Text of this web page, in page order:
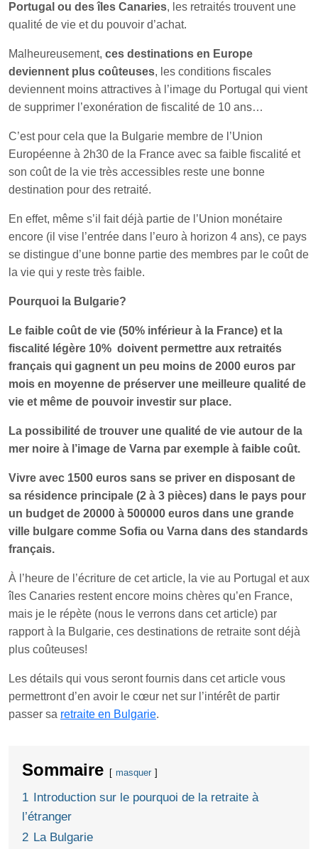
Portugal ou des îles Canaries, les retraités trouvent une
qualité de vie et du pouvoir d’achat.
Malheureusement, ces destinations en Europe
deviennent plus coûteuses, les conditions fiscales
deviennent moins attractives à l’image du Portugal qui vient
de supprimer l’exonération de fiscalité de 10 ans…
C’est pour cela que la Bulgarie membre de l’Union
Européenne à 2h30 de la France avec sa faible fiscalité et
son coût de la vie très accessibles reste une bonne
destination pour des retraité.
En effet, même s’il fait déjà partie de l’Union monétaire
encore (il vise l’entrée dans l’euro à horizon 4 ans), ce pays
se distingue d’une bonne partie des membres par le coût de
la vie qui y reste très faible.
Pourquoi la Bulgarie?
Le faible coût de vie (50% inférieur à la France) et la
fiscalité légère 10% doivent permettre aux retraités
français qui gagnent un peu moins de 2000 euros par
mois en moyenne de préserver une meilleure qualité de
vie et même de pouvoir investir sur place.
La possibilité de trouver une qualité de vie autour de la
mer noire à l’image de Varna par exemple à faible coût.
Vivre avec 1500 euros sans se priver en disposant de
sa résidence principale (2 à 3 pièces) dans le pays pour
un budget de 20000 à 500000 euros dans une grande
ville bulgare comme Sofia ou Varna dans des standards
français.
À l’heure de l’écriture de cet article, la vie au Portugal et aux
îles Canaries restent encore moins chères qu’en France,
mais je le répète (nous le verrons dans cet article) par
rapport à la Bulgarie, ces destinations de retraite sont déjà
plus coûteuses!
Les détails qui vous seront fournis dans cet article vous
permettront d’en avoir le cœur net sur l’intérêt de partir
passer sa retraite en Bulgarie.
Sommaire masquer
1 Introduction sur le pourquoi de la retraite à
l’étranger
2 La Bulgarie